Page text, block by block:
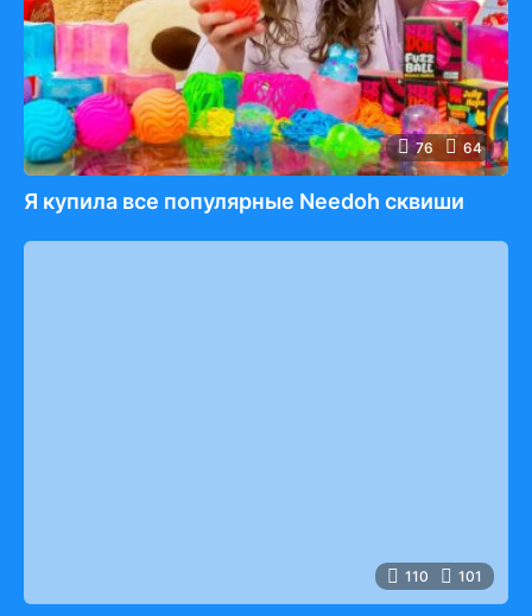
76 64
Я купила все популярные Needoh сквиши
110 101